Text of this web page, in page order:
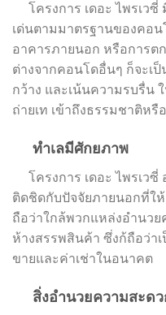
โครงการ เดอะ ไพรเว
เด่นตามมาตรฐานของคอน
อาคารภายนอก หรือการต
ต่างจากคอนโดอื่นๆ ก็จะเ
กว้าง และเน้นความรบรื่น
ถ่ายเท เข้าถึงธรรมชาติหรื
ทำเลมีศักยภาพ
โครงการ เดอะ ไพรเวซี่
ติดชิดกับปัจจัยภายนอกที่ใ
ถือว่าใกล้พวกแหล่งอำนวย
ห้างสรรพสินค้า ซึ่งก้ถือว่า
ขายและค่าเช่าในอนาคต
สิ่งอำนวยความสะดว